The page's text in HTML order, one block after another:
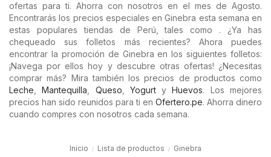
ofertas para ti. Ahorra con nosotros en el mes de Agosto.
Encontrarás los precios especiales en Ginebra esta semana en
estas populares tiendas de Perú, tales como . ¿Ya has
chequeado sus folletos más recientes? Ahora puedes
encontrar la promoción de Ginebra en los siguientes folletos:
¡Navega por ellos hoy y descubre otras ofertas! ¿Necesitas
comprar más? Mira también los precios de productos como
Leche ,Mantequilla Queso YogurtyHuevos. Los mejores
precios han sido reunidos para ti en Ofertero.pe. Ahorra dinero
cuando compres con nosotros cada semana.
Inicio Lista de productos Ginebra